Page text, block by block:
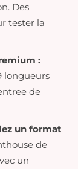
Des
tester la
:
longueurs
de
un format
de
un